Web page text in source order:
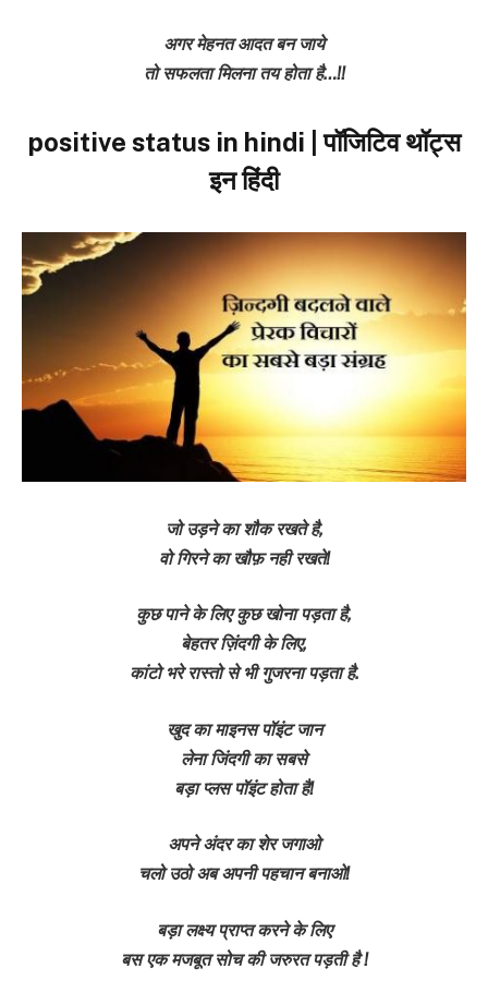
अगर मेहनत आदत बन जाये
तो सफलता मिलना तय होता है…!!
positive status in hindi | पॉजिटिव थॉट्स
इन हिंदी
जो उड़ने का शौक रखते है,
वो गिरने का खौफ़ नही रखते!
कुछ पाने के लिए कुछ खोना पड़ता है,
बेहतर ज़िंदगी के लिए,
कांटो भरे रास्तो से भी गुजरना पड़ता है.
खुद का माइनस पॉइंट जान
लेना जिंदगी का सबसे
बड़ा प्लस पॉइंट होता है!
अपने अंदर का शेर जगाओ
चलो उठो अब अपनी पहचान बनाओ!
बड़ा लक्ष्य प्राप्त करने के लिए
बस एक मजबूत सोच की जरुरत पड़ती है !